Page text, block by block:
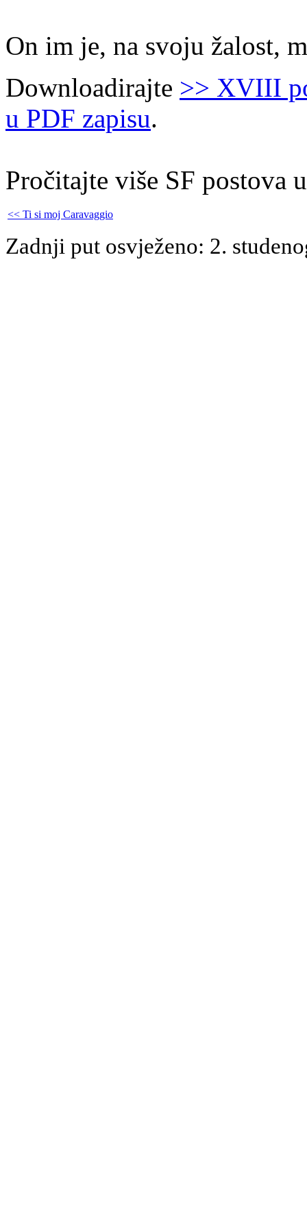
On im je, na svoju žalost,
Downloadirajte >> XVIII
u PDF zapisu.
Pročitajte više SF postova
<< Ti si moj Caravaggio
Zadnji put osvježeno: 2.